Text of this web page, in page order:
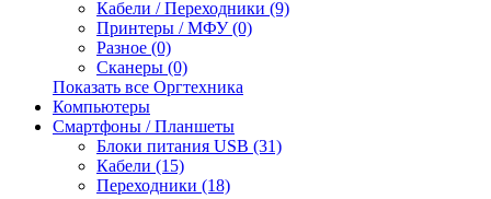
Кабели / Переходники (9)
Принтеры / МФУ (0)
Разное (0)
Сканеры (0)
Показать все Оргтехника
Компьютеры
Смартфоны / Планшеты
Блоки питания USB (31)
Кабели (15)
Переходники (18)